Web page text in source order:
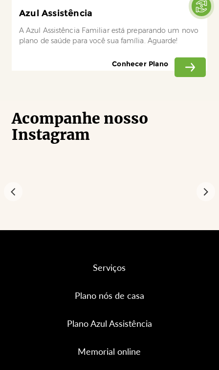
Azul Assistência
A Azul Assistência Familiar está preparando um novo
plano de saúde para você sua família. Aguarde!
Conhecer Plano
Acompanhe nosso
Instagram
Serviços
Plano nós de casa
Plano Azul Assistência
Memorial online